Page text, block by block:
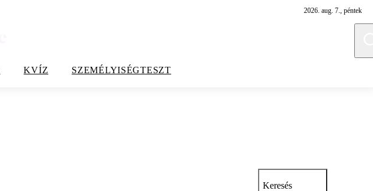
2026. aug. 7., péntek
KVÍZ SZEMÉLYISÉGTESZT
Keresés